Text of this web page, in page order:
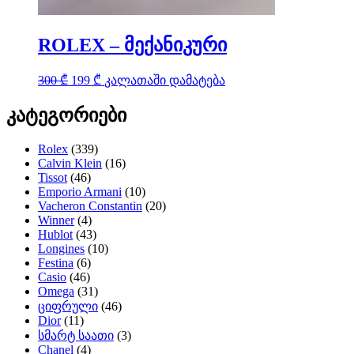
ROLEX – მექანიკური
300₾ Original
was:
300 ₾.
199 ₾ Current
price
is:
199 ₾.
კალათაში დამატება
კატეგორიები
Rolex (339)
Calvin Klein (16)
Tissot (46)
Emporio Armani (10)
Vacheron Constantin (20)
Winner (4)
Hublot (43)
Longines (10)
Festina (6)
Casio (46)
Omega (31)
ციფრული (46)
Dior (11)
სმარტ საათი (3)
Chanel (4)